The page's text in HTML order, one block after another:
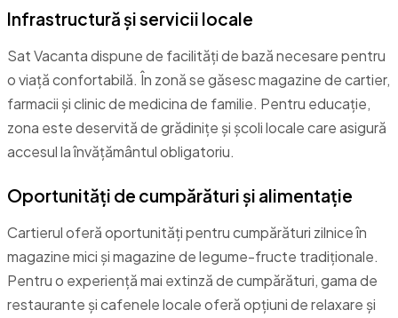
Infrastructură și servicii locale
Sat Vacanta dispune de facilități de bază necesare pentru
o viață confortabilă. În zonă se găsesc magazine de cartier,
farmacii și clinic de medicina de familie. Pentru educație,
zona este deservită de grădinițe și școli locale care asigură
accesul la învățământul obligatoriu.
Oportunități de cumpărături și alimentație
Cartierul oferă oportunități pentru cumpărături zilnice în
magazine mici și magazine de legume-fructe tradiționale.
Pentru o experiență mai extinză de cumpărături, gama de
restaurante și cafenele locale oferă opțiuni de relaxare și